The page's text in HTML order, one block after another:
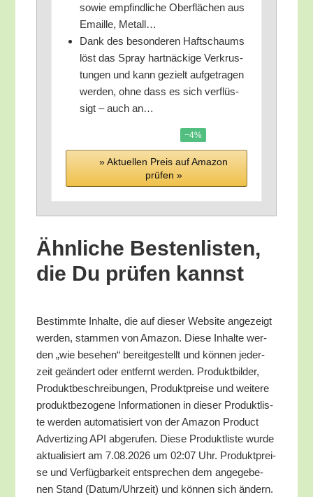
sowie emp­find­li­che Ober­flä­chen aus
Email­le, Metall…
Dank des beson­de­ren Haft­s­chaums
löst das Spray hart­nä­cki­ge Ver­krus­
tun­gen und kann gezielt auf­ge­tra­gen
wer­den, ohne dass es sich ver­flüs­
sigt – auch an…
−4%
» Aktu­el­len Preis auf Ama­zon
prü­fen »
Ähn­li­che Bes­ten­lis­ten,
die Du prü­fen kannst
Bestimm­te Inhal­te, die auf die­ser Web­site ange­zeigt
wer­den, stam­men von Ama­zon. Die­se Inhal­te wer­
den „wie bese­hen“ bereit­ge­stellt und kön­nen jeder­
zeit geän­dert oder ent­fernt wer­den. Pro­dukt­bil­der,
Pro­dukt­be­schrei­bun­gen, Pro­dukt­prei­se und wei­te­re
pro­dukt­be­zo­ge­ne Infor­ma­tio­nen in die­ser Pro­dukt­lis­
te wer­den auto­ma­ti­siert von der Ama­zon Pro­duct
Adver­tiz­ing API abge­ru­fen. Die­se Pro­dukt­lis­te wur­de
aktua­li­siert am 7.08.2026 um 02:07 Uhr. Pro­dukt­prei­
se und Ver­füg­bar­keit ent­spre­chen dem ange­ge­be­
nen Stand (Datum/​Uhrzeit) und kön­nen sich ändern.